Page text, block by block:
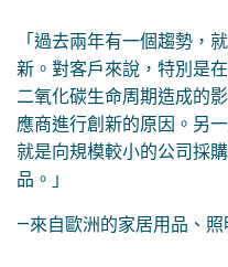
「過去兩年有一個趨勢，
新。對客戶來說，特別是
二氧化碳生命周期造成的
應商進行創新的原因。另
就是向規模較小的公司採
品。」
—來自歐洲的家居用品、